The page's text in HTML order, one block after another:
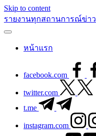
Skip to content
รายงานทุกสถานการณ์ข่าว
หน้าแรก
facebook.com
twitter.com
t.me
instagram.com